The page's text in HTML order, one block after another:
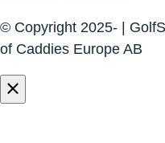
© Copyright 2025- |
of Caddies Europe AB